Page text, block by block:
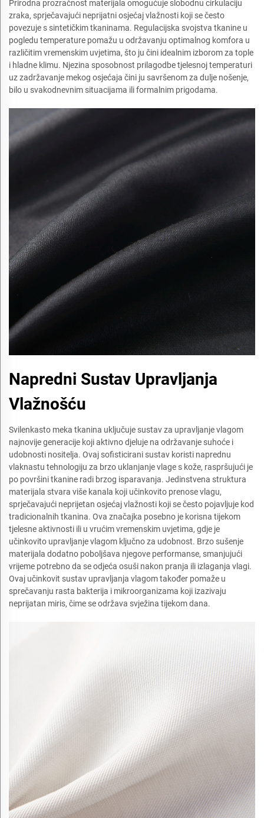
Prirodna prozračnost materijala omogućuje slobodnu cirkulaciju
zraka, sprječavajući neprijatni osjećaj vlažnosti koji se često
povezuje s sintetičkim tkaninama. Regulacijska svojstva tkanine u
pogledu temperature pomažu u održavanju optimalnog komfora u
različitim vremenskim uvjetima, što ju čini idealnim izborom za tople
i hladne klimu. Njezina sposobnost prilagodbe tjelesnoj temperaturi
uz zadržavanje mekog osjećaja čini ju savršenom za dulje nošenje,
bilo u svakodnevnim situacijama ili formalnim prigodama.
Napredni Sustav Upravljanja
Vlažnošću
Svilenkasto meka tkanina uključuje sustav za upravljanje vlagom
najnovije generacije koji aktivno djeluje na održavanje suhoće i
udobnosti nositelja. Ovaj sofisticirani sustav koristi naprednu
vlaknastu tehnologiju za brzo uklanjanje vlage s kože, raspršujući je
po površini tkanine radi brzog isparavanja. Jedinstvena struktura
materijala stvara više kanala koji učinkovito prenose vlagu,
sprječavajući neprijetan osjećaj vlažnosti koji se često pojavljuje kod
tradicionalnih tkanina. Ova značajka posebno je korisna tijekom
tjelesne aktivnosti ili u vrućim vremenskim uvjetima, gdje je
učinkovito upravljanje vlagom ključno za udobnost. Brzo sušenje
materijala dodatno poboljšava njegove performanse, smanjujući
vrijeme potrebno da se odjeća osuši nakon pranja ili izlaganja vlagi.
Ovaj učinkovit sustav upravljanja vlagom također pomaže u
sprečavanju rasta bakterija i mikroorganizama koji izazivaju
neprijatan miris, čime se održava svježina tijekom dana.